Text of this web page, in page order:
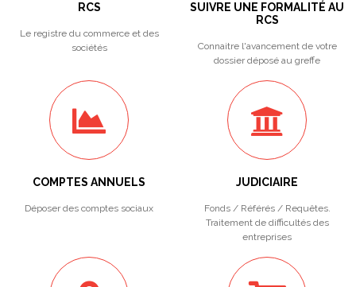
RCS
Le registre du commerce et des
sociétés
SUIVRE UNE FORMALITÉ AU
RCS
Connaitre l'avancement de votre
dossier déposé au greffe
COMPTES ANNUELS
Déposer des comptes sociaux
JUDICIAIRE
Fonds / Référés / Requêtes.
Traitement de difficultés des
entreprises